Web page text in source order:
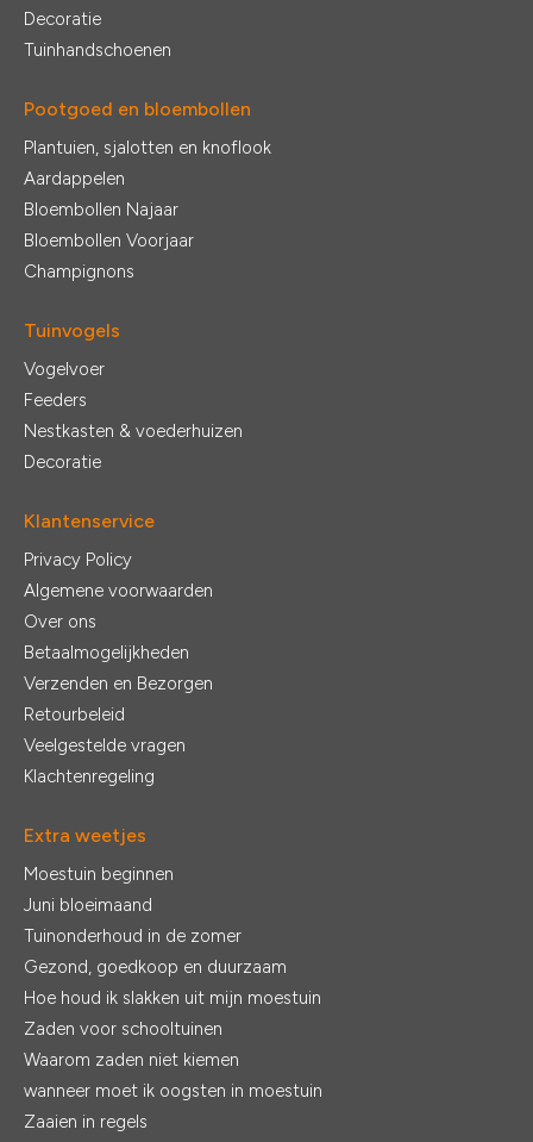
Decoratie
Tuinhandschoenen
Pootgoed en bloembollen
Plantuien, sjalotten en knoflook
Aardappelen
Bloembollen Najaar
Bloembollen Voorjaar
Champignons
Tuinvogels
Vogelvoer
Feeders
Nestkasten & voederhuizen
Decoratie
Klantenservice
Privacy Policy
Algemene voorwaarden
Over ons
Betaalmogelijkheden
Verzenden en Bezorgen
Retourbeleid
Veelgestelde vragen
Klachtenregeling
Extra weetjes
Moestuin beginnen
Juni bloeimaand
Tuinonderhoud in de zomer
Gezond, goedkoop en duurzaam
Hoe houd ik slakken uit mijn moestuin
Zaden voor schooltuinen
Waarom zaden niet kiemen
wanneer moet ik oogsten in moestuin
Zaaien in regels